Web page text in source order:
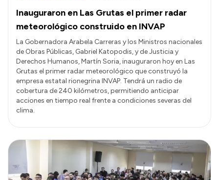
Inauguraron en Las Grutas el primer radar
meteorológico construido en INVAP
La Gobernadora Arabela Carreras y los Ministros nacionales
de Obras Públicas, Gabriel Katopodis, y de Justicia y
Derechos Humanos, Martín Soria, inauguraron hoy en Las
Grutas el primer radar meteorológico que construyó la
empresa estatal rionegrina INVAP. Tendrá un radio de
cobertura de 240 kilómetros, permitiendo anticipar
acciones en tiempo real frente a condiciones severas del
clima.